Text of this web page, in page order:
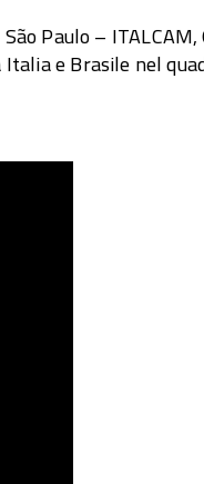
Paulo –
e Brasile nel